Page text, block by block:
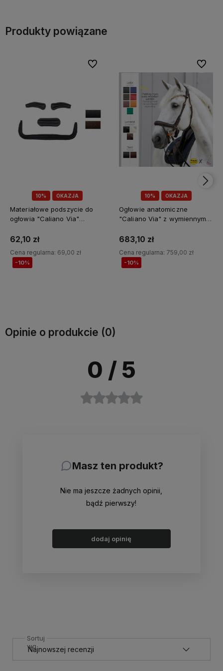
Produkty powiązane
10% OKAZJA
Materiałowe podszycie do
ogłowia "Caliano Via"
62,10 zł
Cena regularna: 69,00 zł
-10%
Do ulubionych
10% OKAZJA
Ogłowie anatomiczne
"Caliano Via" z wymiennym
683,10 zł
Cena regularna: 759,00 zł
-10%
Do
Opinie o produkcie (0)
0 / 5
Masz ten produkt?
Nie ma jeszcze żadnych opinii,
bądź pierwszy!
dodaj opinię
Sortuj
wg